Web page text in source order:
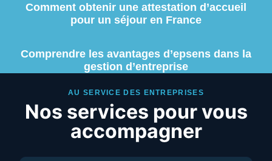
Comment obtenir une attestation d’accueil
pour un séjour en France
Comprendre les avantages d’epsens dans la
gestion d’entreprise
AU SERVICE DES ENTREPRISES
Nos services pour vous
accompagner